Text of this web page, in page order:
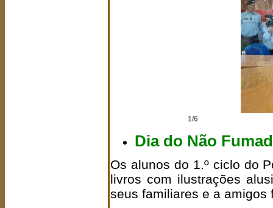
2/6
Dia do Não
Os alunos do 1.º ciclo do
livros com ilustrações
seus familiares e a amigos